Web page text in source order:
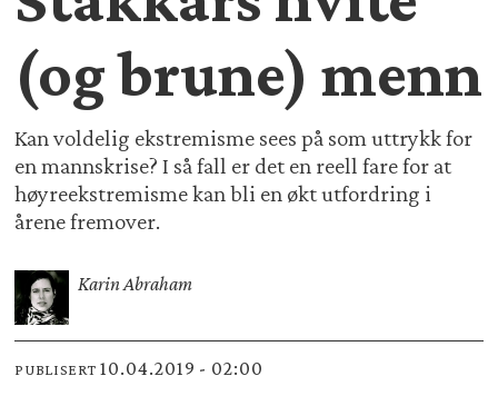
(og brune) menn
Kan voldelig ekstremisme sees på som uttrykk for
en mannskrise? I så fall er det en reell fare for at
høyreekstremisme kan bli en økt utfordring i
årene fremover.
Karin Abraham
PUBLISERT 10.04.2019 - 02:00